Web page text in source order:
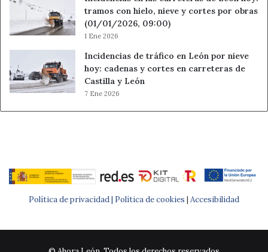
tramos con hielo, nieve y cortes por obras
(01/01/2026, 09:00)
1 Ene 2026
Incidencias de tráfico en León por nieve
hoy: cadenas y cortes en carreteras de
Castilla y León
7 Ene 2026
Política de privacidad | Política de cookies | Accesibilidad